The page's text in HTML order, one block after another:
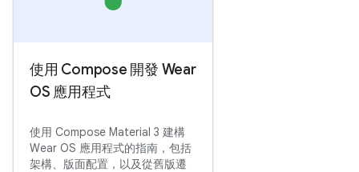
使用 Compose 開發 Wear
OS 應用程式
使用 Compose Material 3 建構
Wear OS 應用程式的指南，包括
架構、版面配置，以及從舊版遷